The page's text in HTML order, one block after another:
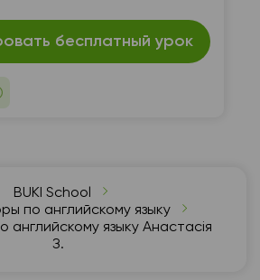
бесплатный урок
BUKI School
по английскому языку
английскому языку Анастасія
З.